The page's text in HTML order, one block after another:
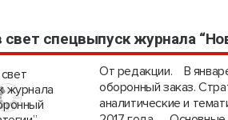
спецвыпуск журнала
От редакции. В
оборонный заказ.
аналитические и